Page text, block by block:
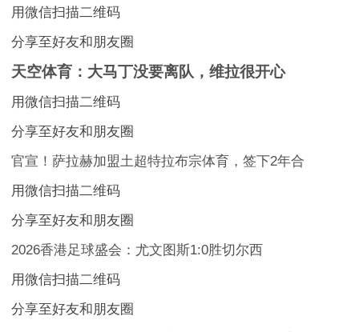
用微信扫描二维码
分享至好友和朋友圈
天空体育：大马丁没要离队，维拉很开心
用微信扫描二维码
分享至好友和朋友圈
官宣！萨拉赫加盟土超特拉布宗体育，签下2年合
用微信扫描二维码
分享至好友和朋友圈
2026香港足球盛会：尤文图斯1:0胜切尔西
用微信扫描二维码
分享至好友和朋友圈